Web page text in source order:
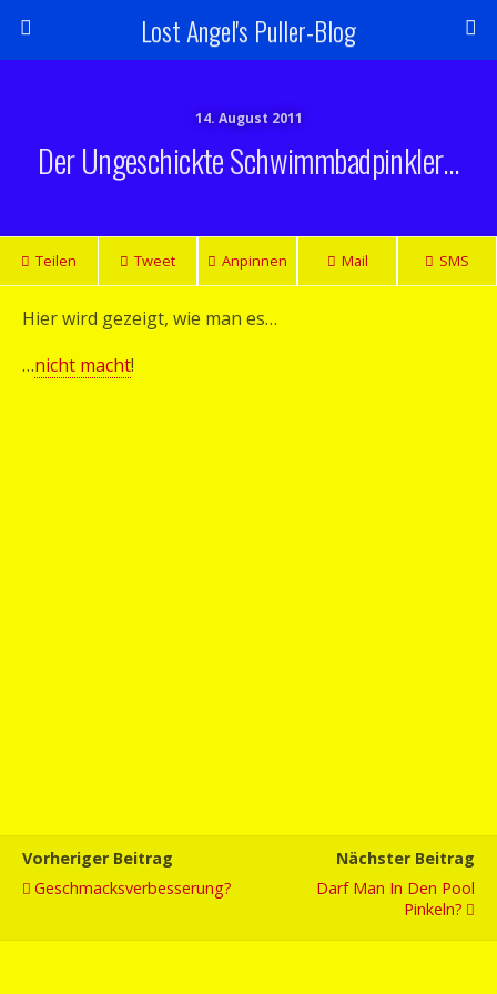
Lost Angel's Puller-Blog
14. August 2011
Der Ungeschickte Schwimmbadpinkler…
Teilen Tweet Anpinnen Mail SMS
Hier wird gezeigt, wie man es…
…nicht macht!
Vorheriger Beitrag
Geschmacksverbesserung?
Nächster Beitrag
Darf Man In Den Pool
Pinkeln?